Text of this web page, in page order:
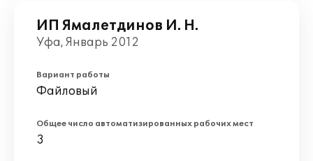
ИП Ямалетдинов И. Н.
Уфа, Январь 2012
Вариант работы
Файловый
Общее число автоматизированных рабочих мест
3